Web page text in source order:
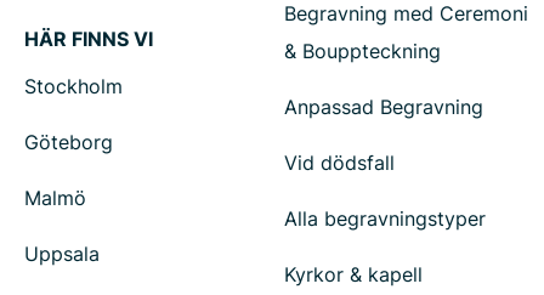
HÄR FINNS VI
Stockholm
Göteborg
Malmö
Uppsala
Begravning med Ceremoni
& Bouppteckning
Anpassad Begravning
Vid dödsfall
Alla begravningstyper
Kyrkor & kapell